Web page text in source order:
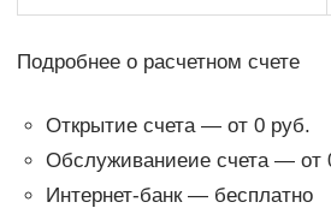
Подробнее о расчетном счете
Открытие счета — от 0 руб.
Обслуживаниеие счета — от
Интернет-банк — бесплатно